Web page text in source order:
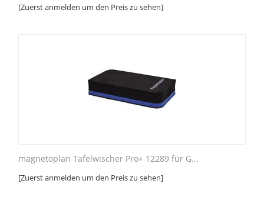
[Zuerst anmelden um den Preis zu sehen]
magnetoplan Tafelwischer Pro+ 12289 für G...
[Zuerst anmelden um den Preis zu sehen]